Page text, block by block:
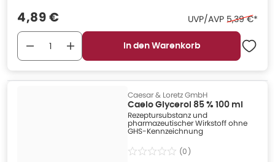
Verkaufspreis
4,89 € UVP/AVP Ehemaliger
5,39 €*
In den Warenkorb
Caesar & Loretz GmbH
Caelo Glycerol 85 % 100 ml
Rezeptursubstanz und
pharmazeutischer Wirkstoff ohne
GHS-Kennzeichnung
(0)